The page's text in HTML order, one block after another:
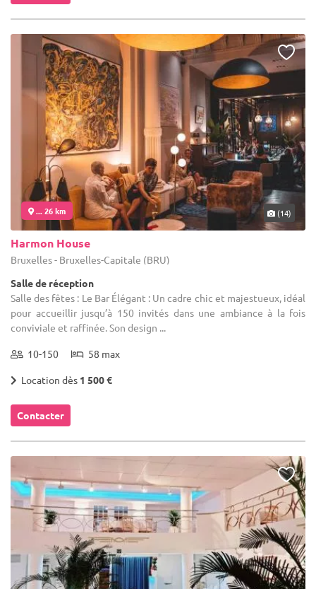
... 26 km (14)
Harmon House
Bruxelles - Bruxelles-Capitale (BRU)
Salle de réception
Salle des fêtes : Le Bar Élégant : Un cadre chic et majestueux, idéal
pour accueillir jusqu’à 150 invités dans une ambiance à la fois
conviviale et raffinée. Son design ...
10-150 58 max
Location dès 1 500 €
Contacter